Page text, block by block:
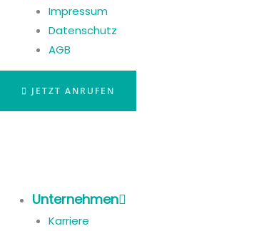
Impressum
Datenschutz
AGB
JETZT ANRUFEN
Unternehmen
Karriere